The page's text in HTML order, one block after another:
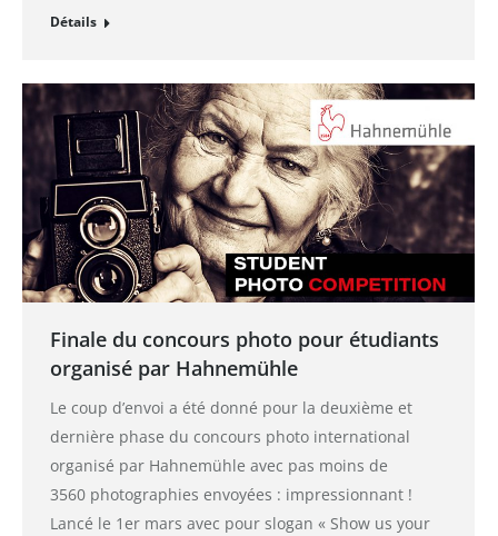
Détails
Finale du concours photo pour étudiants
organisé par Hahnemühle
Le coup d’envoi a été donné pour la deuxième et
dernière phase du concours photo international
organisé par Hahnemühle avec pas moins de
3560 photographies envoyées : impressionnant !
Lancé le 1er mars avec pour slogan « Show us your